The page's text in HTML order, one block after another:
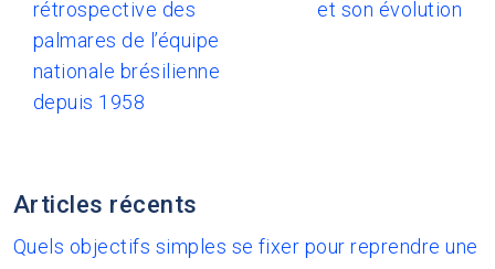
rétrospective des
palmares de l’équipe
nationale brésilienne
depuis 1958
et son évolution
Articles récents
Quels objectifs simples se fixer pour reprendre une